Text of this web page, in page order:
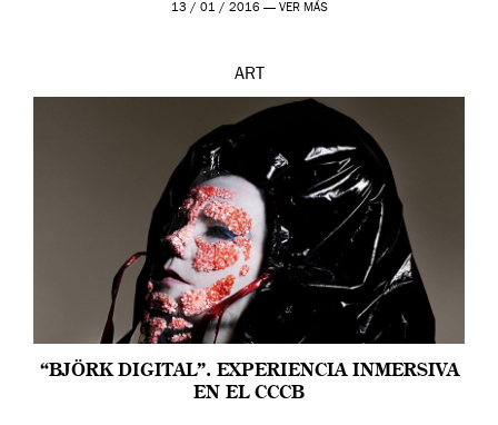
13 / 01 / 2016 — VER MÁS
ART
“BJÖRK DIGITAL”. EXPERIENCIA INMERSIVA
EN EL CCCB